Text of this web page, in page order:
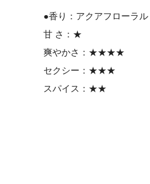
●香り：アクアフローラル
甘 さ：★
爽やかさ：★★★★
セクシー：★★★
スパイス：★★